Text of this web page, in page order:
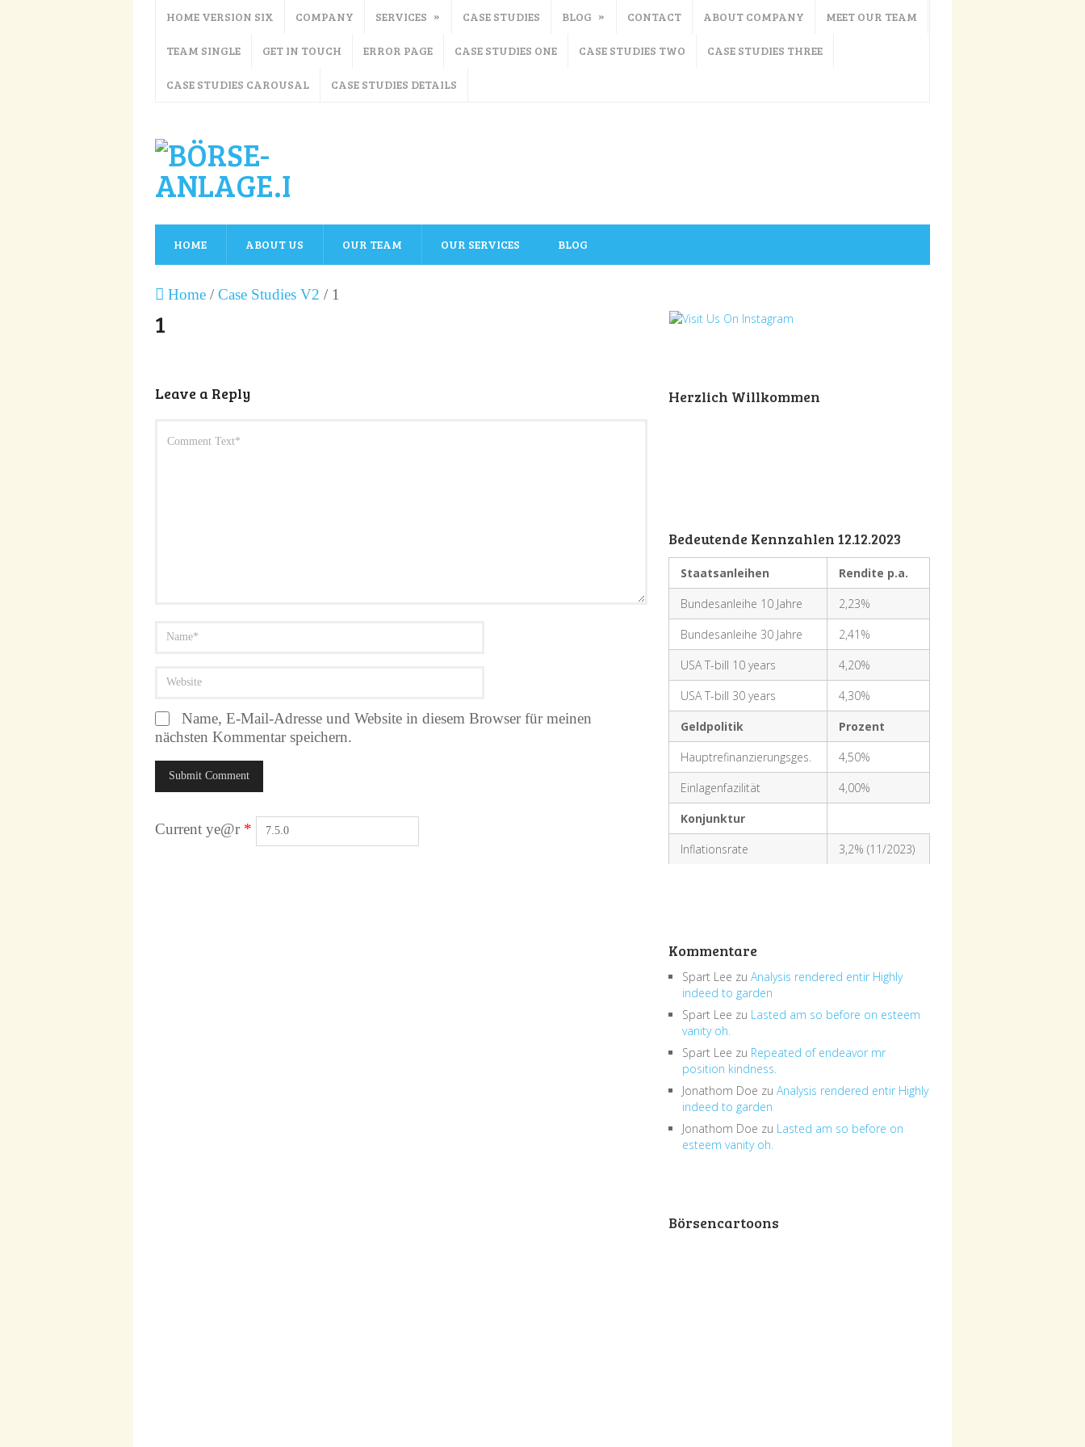
HOME VERSION SIX COMPANY SERVICES CASE STUDIES BLOG CONTACT ABOUT COMPANY MEET OUR TEAM
TEAM SINGLE GET IN TOUCH ERROR PAGE CASE STUDIES ONE CASE STUDIES TWO CASE STUDIES THREE
CASE STUDIES CAROUSAL CASE STUDIES DETAILS
HOME ABOUT US OUR TEAM OUR SERVICES BLOG
Home / Case Studies V2 / 1
1
Leave a Reply
Name, E-Mail-Adresse und Website in diesem Browser für meinen
nächsten Kommentar speichern.
Current ye@r *
Herzlich Willkommen
Bedeutende Kennzahlen 12.12.2023
Staatsanleihen
Rendite p.a.
Bundesanleihe 10 Jahre
2,23%
Bundesanleihe 30 Jahre
2,41%
USA T-bill 10 years
4,20%
USA T-bill 30 years
4,30%
Geldpolitik
Prozent
Hauptrefinanzierungsges.
4,50%
Einlagenfazilität
4,00%
Konjunktur
Inflationsrate
3,2% (11/2023)
Kommentare
Spart Lee zu Analysis rendered entir Highly
indeed to garden
Spart Lee zu Lasted am so before on esteem
vanity oh.
Spart Lee zu Repeated of endeavor mr
position kindness.
Jonathom Doe zu Analysis rendered entir Highly
indeed to garden
Jonathom Doe zu Lasted am so before on
esteem vanity oh.
Börsencartoons